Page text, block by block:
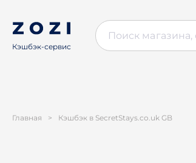
Кэшбэк-сервис
Главная > Кэшбэк в SecretStays.co.uk GB